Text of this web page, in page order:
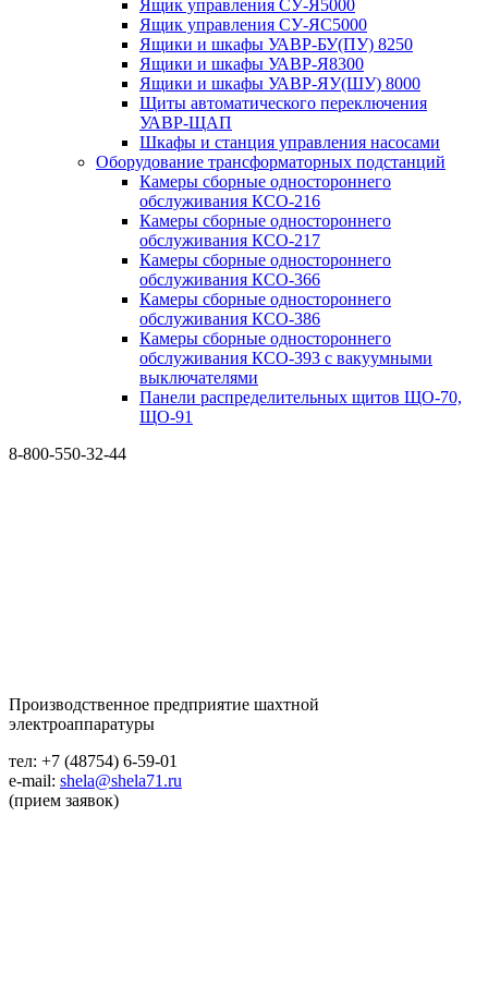
Ящик управления СУ-Я5000
Ящик управления СУ-ЯС5000
Ящики и шкафы УАВР-БУ(ПУ) 8250
Ящики и шкафы УАВР-Я8300
Ящики и шкафы УАВР-ЯУ(ШУ) 8000
Щиты автоматического переключения
УАВР-ЩАП
Шкафы и станция управления насосами
Оборудование трансформаторных подстанций
Камеры сборные одностороннего
обслуживания КСО-216
Камеры сборные одностороннего
обслуживания КСО-217
Камеры сборные одностороннего
обслуживания КСО-366
Камеры сборные одностороннего
обслуживания КСО-386
Камеры сборные одностороннего
обслуживания КСО-393 с вакуумными
выключателями
Панели распределительных щитов ЩО-70,
ЩО-91
8-800-550-32-44
Производственное предприятие шахтной
электроаппаратуры
тел: +7 (48754) 6-59-01
e-mail: shela@shela71.ru
(прием заявок)